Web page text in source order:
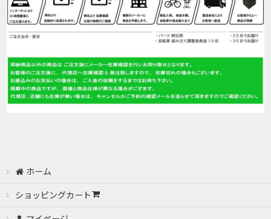
HARO Bikes(ハロー)
GT(ジーティー)
SALSA BIKES (サルサ バイク)
GIOS(ジオス)
Cannondale (キャノンデール)
CANNONDALE PARTS
ホーム
ショッピングカート